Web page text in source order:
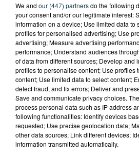
We and our (447) partnersdo the following
your consent and/or our legitimate interest:
information on a device; Use limited data to
profiles for personalised advertising; Use
advertising; Measure advertising
performance; Understand audiences
of data from different sources; Develop and
profiles to personalise content; Use profiles
content; Use limited data to select content;
detect fraud, and fix errors; Deliver and
Save and communicate privacy choices.
process personal data such as IP address
following functionalities: Identify devices
requested; Use precise geolocation data;
other data sources; Link different devices;
information transmitted automatically.